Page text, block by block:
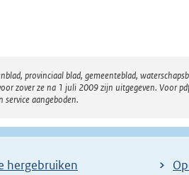
provinciaal blad, gemeenteblad,
zover ze na 1 juli 2009 zijn uitgegeven. Voor
service aangeboden.
hergebruiken